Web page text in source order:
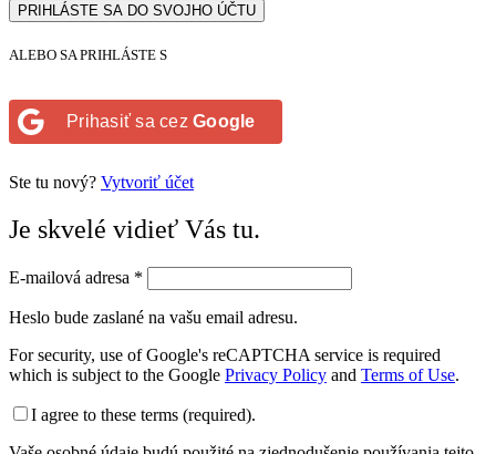
PRIHLÁSTE SA DO SVOJHO ÚČTU
ALEBO SA PRIHLÁSTE S
Prihasiť sa cez Google
Ste tu nový? Vytvoriť účet
Je skvelé vidieť Vás tu.
E-mailová adresa *
Heslo bude zaslané na vašu email adresu.
For security, use of Google's reCAPTCHA service is required
which is subject to the Google Privacy Policy and Terms of Use.
I agree to these terms (required).